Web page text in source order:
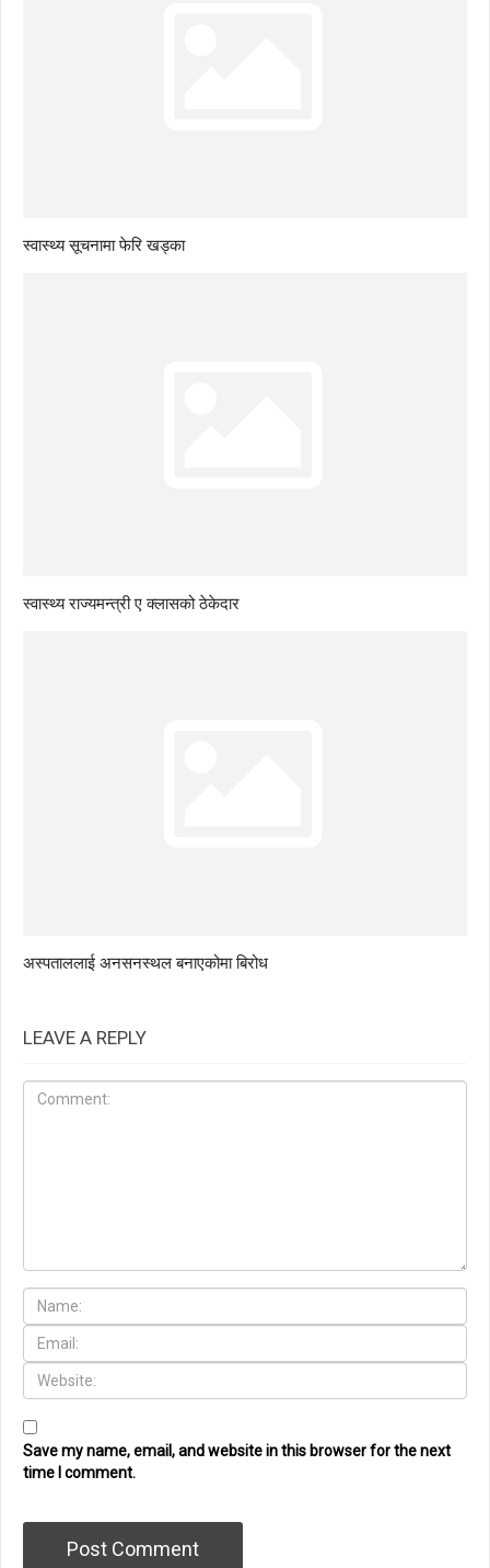
स्वास्थ्य सूचनामा फेरि खड्का
स्वास्थ्य राज्यमन्त्री ए क्लासको ठेकेदार
अस्पताललाई अनसनस्थल बनाएकोमा बिरोध
LEAVE A REPLY
Save my name, email, and website in this browser for the next
time I comment.